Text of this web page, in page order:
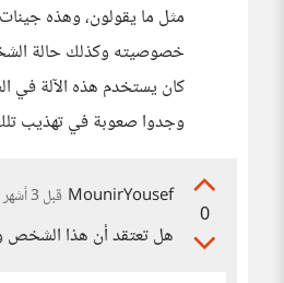
مثل ما يقولون، وهذه
خصوصيته وكذلك حالة
كان يستخدم هذه الآلة في
وجدوا صعوبة في تهذيب
0
MounirYousef قبل 3 أشهر
هل تعتقد أن هذا الشخص